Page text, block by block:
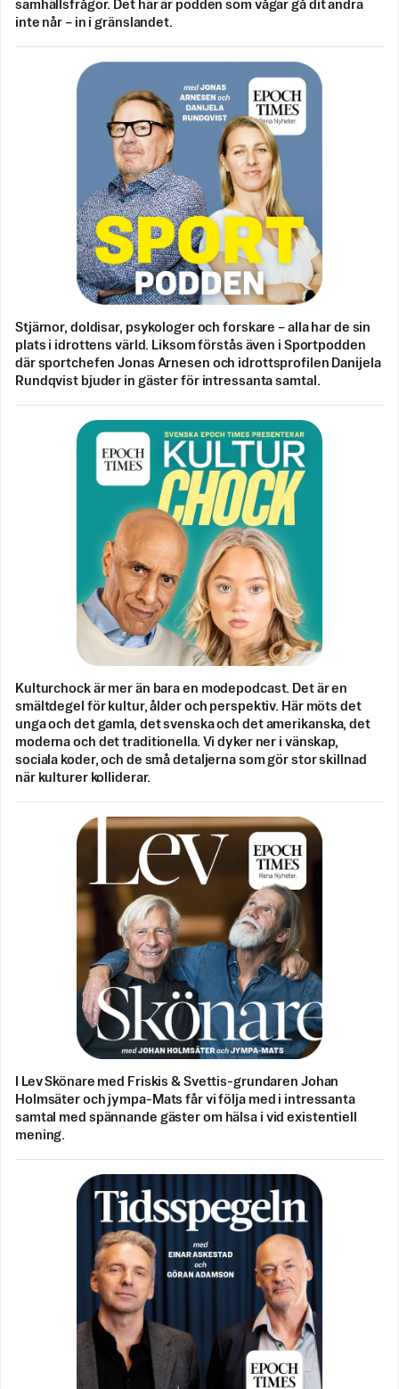
samhällsfrågor. Det här är podden som vågar gå dit andra
inte når – in i gränslandet.
Stjärnor, doldisar, psykologer och forskare – alla har de sin
plats i idrottens värld. Liksom förstås även i Sportpodden
där sportchefen Jonas Arnesen och idrottsprofilen Danijela
Rundqvist bjuder in gäster för intressanta samtal.
Kulturchock är mer än bara en modepodcast. Det är en
smältdegel för kultur, ålder och perspektiv. Här möts det
unga och det gamla, det svenska och det amerikanska, det
moderna och det traditionella. Vi dyker ner i vänskap,
sociala koder, och de små detaljerna som gör stor skillnad
när kulturer kolliderar.
I Lev Skönare med Friskis & Svettis-grundaren Johan
Holmsäter och jympa-Mats får vi följa med i intressanta
samtal med spännande gäster om hälsa i vid existentiell
mening.